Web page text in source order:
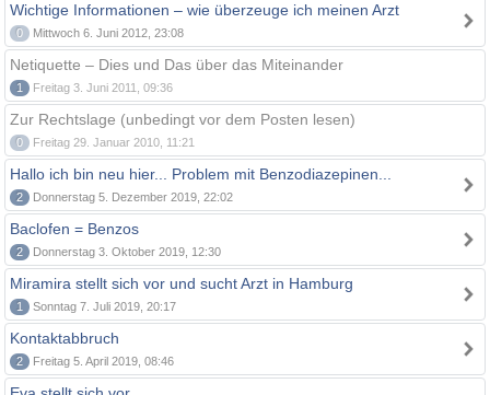
Wichtige Informationen – wie überzeuge ich meinen Arzt
0 Mittwoch 6. Juni 2012, 23:08
Netiquette – Dies und Das über das Miteinander
1 Freitag 3. Juni 2011, 09:36
Zur Rechtslage (unbedingt vor dem Posten lesen)
0 Freitag 29. Januar 2010, 11:21
Hallo ich bin neu hier... Problem mit Benzodiazepinen...
2 Donnerstag 5. Dezember 2019, 22:02
Baclofen = Benzos
2 Donnerstag 3. Oktober 2019, 12:30
Miramira stellt sich vor und sucht Arzt in Hamburg
1 Sonntag 7. Juli 2019, 20:17
Kontaktabbruch
2 Freitag 5. April 2019, 08:46